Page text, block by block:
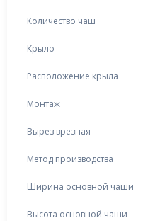
Количество чаш
Крыло
Расположение крыла
Монтаж
Вырез врезная
Метод производства
Ширина основной чаши
Высота основной чаши